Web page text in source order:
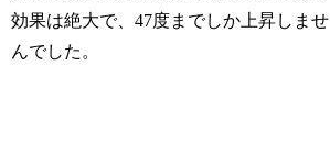
効果は絶大で、47度までしか上昇しませ
んでした。